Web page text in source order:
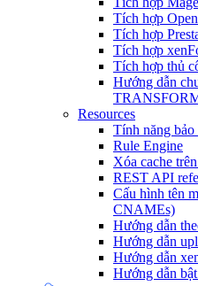
Tích hợp
Tích hợp
Tích hợp
Tích hợp thủ
Hướng dẫn
Resources
Tính năng
Rule Engine
Xóa cache
REST API
Cấu hình tên
CNAMEs)
Hướng dẫn
Hướng dẫn
Hướng dẫn
Hướng dẫn